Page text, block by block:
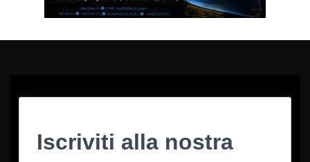
Iscriviti alla nostra